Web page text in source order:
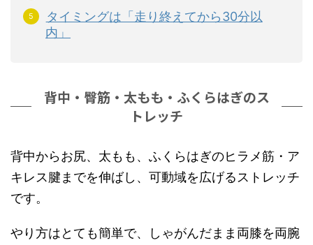
タイミングは「走り終えてから30分以
内」
背中・臀筋・太もも・ふくらはぎのス
トレッチ
背中からお尻、太もも、ふくらはぎのヒラメ筋・ア
キレス腱までを伸ばし、可動域を広げるストレッチ
です。
やり方はとても簡単で、しゃがんだまま両膝を両腕